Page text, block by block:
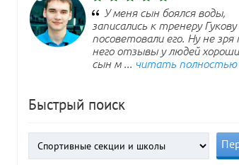
У меня сын боялся воды,
записались к тренеру Гукову
посоветовали его. Ну не зря
него отзывы у людей
сын м ... читать полностью
Быстрый поиск